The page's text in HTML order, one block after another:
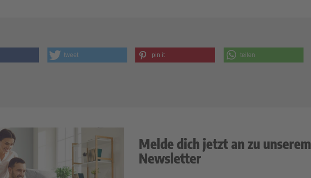
tweet pin it teilen
Melde dich jetzt an zu unserem
Newsletter